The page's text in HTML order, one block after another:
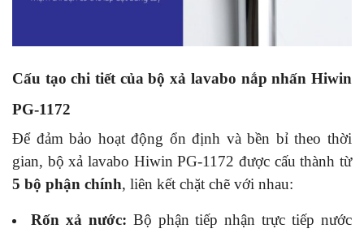
Cấu tạo chi tiết của bộ xả lavabo nắp nhấn Hiwin
PG-1172
Để đảm bảo hoạt động ổn định và bền bỉ theo thời
gian, bộ xả lavabo Hiwin PG-1172 được cấu thành từ
5 bộ phận chính, liên kết chặt chẽ với nhau:
Rốn xả nước: Bộ phận tiếp nhận trực tiếp nước